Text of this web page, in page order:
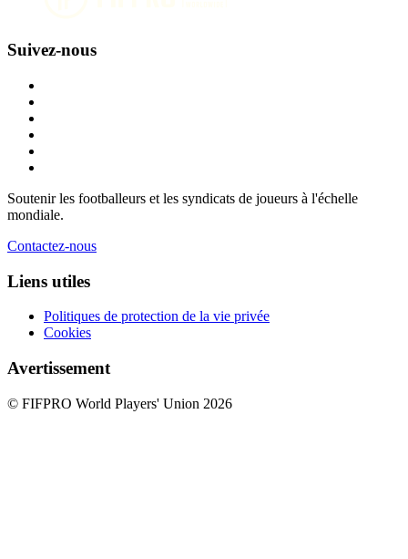
Suivez-nous
Soutenir les footballeurs et les syndicats de joueurs à l'échelle
mondiale.
Contactez-nous
Liens utiles
Politiques de protection de la vie privée
Cookies
Avertissement
© FIFPRO World Players' Union 2026